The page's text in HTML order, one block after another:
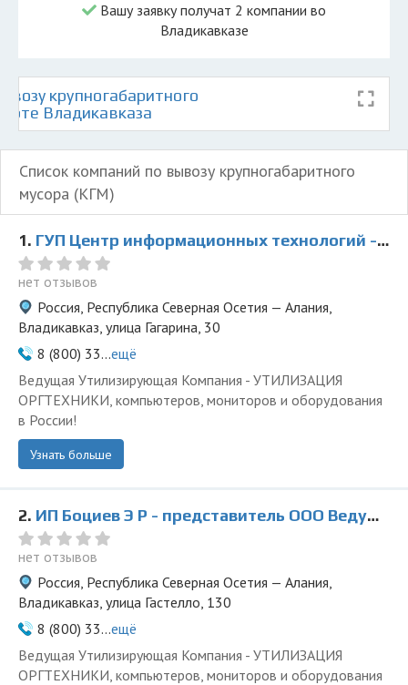
Вашу заявку получат 2 компании во
Владикавказе
крупногабаритного
Владикавказа
Список компаний по вывозу крупногабаритного
мусора (КГМ)
1. ГУП Центр информационных технологий - представитель ООО Ведущая Утилизирующая Компания
нет отзывов
Россия, Республика Северная Осетия — Алания,
Владикавказ, улица Гагарина, 30
8 (800) 33...ещё
Ведущая Утилизирующая Компания - УТИЛИЗАЦИЯ
ОРГТЕХНИКИ, компьютеров, мониторов и оборудования
в России!
Узнать больше
2. ИП Боциев Э Р - представитель ООО Ведущая Утилизирующая Компания
нет отзывов
Россия, Республика Северная Осетия — Алания,
Владикавказ, улица Гастелло, 130
8 (800) 33...ещё
Ведущая Утилизирующая Компания - УТИЛИЗАЦИЯ
ОРГТЕХНИКИ, компьютеров, мониторов и оборудования